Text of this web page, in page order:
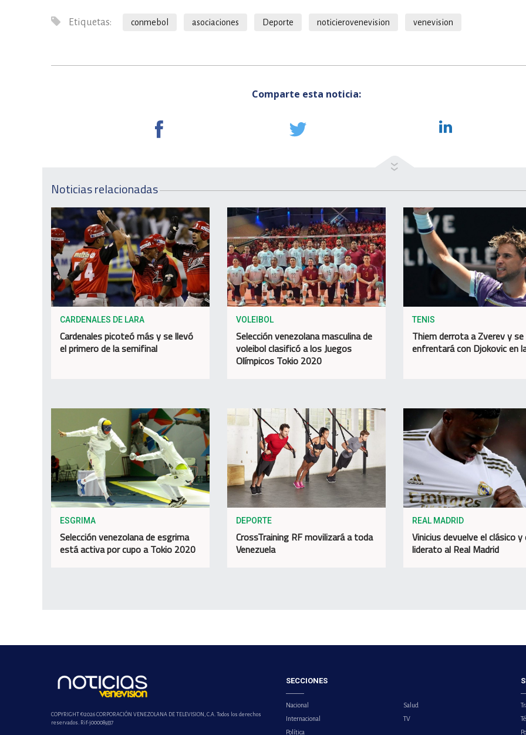
Etiquetas: conmebol asociaciones Deporte noticierovenevision venevision
Comparte esta noticia:
Noticias relacionadas
CARDENALES DE LARA
Cardenales picoteó más y se llevó
el primero de la semifinal
VOLEIBOL
Selección venezolana masculina de
voleibol clasificó a los Juegos
Olímpicos Tokio 2020
TENIS
Thiem derrota a Zverev y se
enfrentará con Djokovic en
ESGRIMA
Selección venezolana de esgrima
está activa por cupo a Tokio 2020
DEPORTE
CrossTraining RF movilizará a toda
Venezuela
REAL MADRID
Vinicius devuelve el clásico y
liderato al Real Madrid
COPYRIGHT ©2026 CORPORACIÓN VENEZOLANA DE TELEVISION, C.A. Todos los derechos
reservados. Rif-j000089337
SECCIONES
Nacional
Internacional
Política
Salud
TV